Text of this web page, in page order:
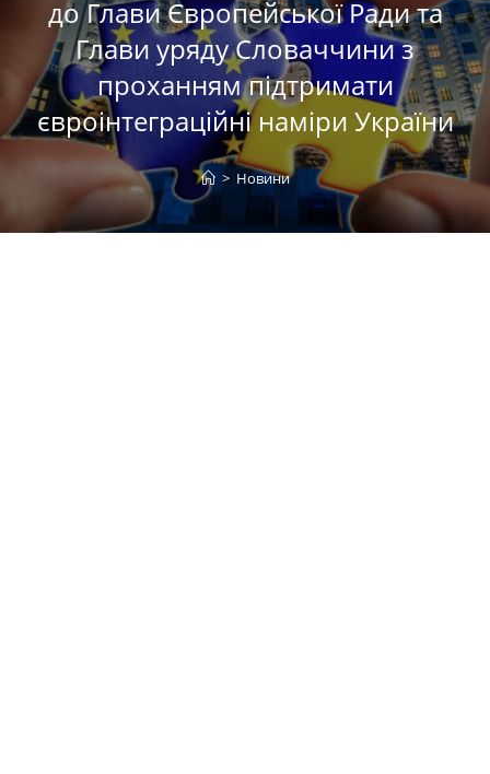
до Глави Європейської Ради та
Глави уряду Словаччини з
проханням підтримати
євроінтеграційні наміри України
> Новини